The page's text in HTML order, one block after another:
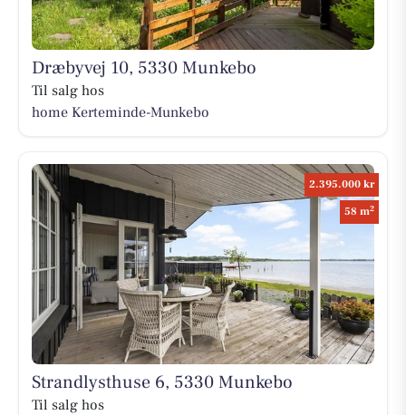
Dræbyvej 10, 5330 Munkebo
Til salg hos
home Kerteminde-Munkebo
2.395.000 kr
58 m2
Strandlysthuse 6, 5330 Munkebo
Til salg hos